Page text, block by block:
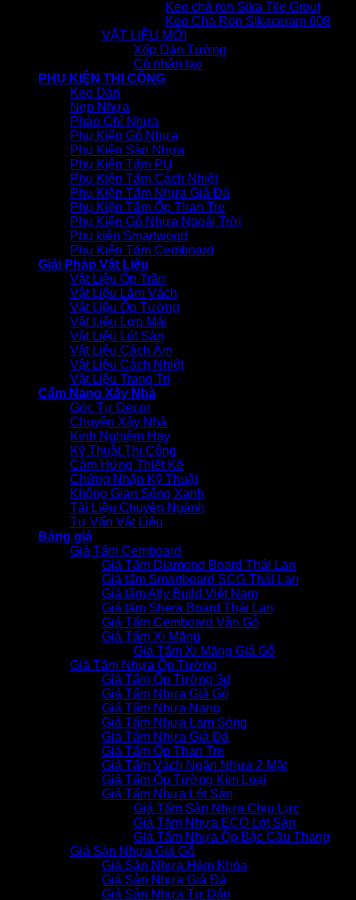
Keo chà ron Sika Tile Grout
Keo Chà Ron Sikaceram 608
VẬT LIỆU MỚI
Xốp Dán Tường
Cỏ nhân tạo
PHỤ KIỆN THI CÔNG
Keo Dán
Nẹp Nhựa
Phào Chỉ Nhựa
Phụ Kiện Gỗ Nhựa
Phụ Kiện Sàn Nhựa
Phụ Kiện Tấm PU
Phụ Kiện Tấm Cách Nhiệt
Phụ Kiện Tấm Nhựa Giả Đá
Phụ Kiện Tấm Ốp Than Tre
Phụ Kiện Gỗ Nhựa Ngoài Trời
Phụ kiện Smartwood
Phụ Kiện Tấm Cemboard
Giải Pháp Vật Liệu
Vật Liệu Ốp Trần
Vật Liệu Làm Vách
Vật Liệu Ốp Tường
Vật Liệu Lợp Mái
Vật Liệu Lót Sàn
Vật Liệu Cách Âm
Vật Liệu Cách Nhiệt
Vật Liệu Trang Trí
Cẩm Nang Xây Nhà
Góc Tự Decor
Chuyện Xây Nhà
Kinh Nghiệm Hay
Kỹ Thuật Thi Công
Cảm Hứng Thiết Kế
Chứng Nhận Kỹ Thuật
Không Gian Sống Xanh
Tài Liệu Chuyên Ngành
Tư Vấn Vật Liệu
Bảng giá
Giá Tấm Cemboard
Giá Tấm Diamond Board Thái Lan
Giá tấm Smartboard SCG Thái Lan
Giá tấm Ally Build Việt Nam
Giá tấm Shera Board Thái Lan
Giá Tấm Cemboard Vân Gỗ
Giá Tấm Xi Măng
Giá Tấm Xi Măng Giả Gỗ
Giá Tấm Nhựa Ốp Tường
Giá Tấm Ốp Tường 3d
Giá Tấm Nhựa Giả Gỗ
Giá Tấm Nhựa Nano
Giá Tấm Nhựa Lam Sóng
Giá Tấm Nhựa Giả Đá
Giá Tấm Ốp Than Tre
Giá Tấm Vách Ngăn Nhựa 2 Mặt
Giá Tấm Ốp Tường Kim Loại
Giá Tấm Nhựa Lót Sàn
Giá Tấm Sàn Nhựa Chịu Lực
Giá Tấm Nhựa ECO Lót Sàn
Giá Tấm Nhựa Ốp Bậc Cầu Thang
Giá Sàn Nhựa Giả Gỗ
Giá Sàn Nhựa Hèm Khóa
Giá Sàn Nhựa Giả Đá
Giá Sàn Nhựa Tự Dán